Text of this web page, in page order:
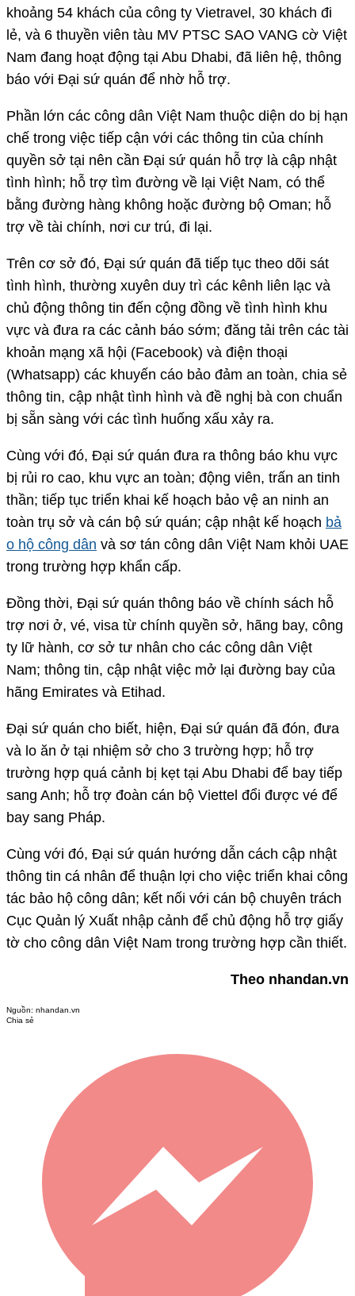
khoảng 54 khách của công ty Vietravel, 30 khách đi
lẻ, và 6 thuyền viên tàu MV PTSC SAO VANG cờ Việt
Nam đang hoạt động tại Abu Dhabi, đã liên hệ, thông
báo với Đại sứ quán để nhờ hỗ trợ.
Phần lớn các công dân Việt Nam thuộc diện do bị hạn
chế trong việc tiếp cận với các thông tin của chính
quyền sở tại nên cần Đại sứ quán hỗ trợ là cập nhật
tình hình; hỗ trợ tìm đường về lại Việt Nam, có thể
bằng đường hàng không hoặc đường bộ Oman; hỗ
trợ về tài chính, nơi cư trú, đi lại.
Trên cơ sở đó, Đại sứ quán đã tiếp tục theo dõi sát
tình hình, thường xuyên duy trì các kênh liên lạc và
chủ động thông tin đến cộng đồng về tình hình khu
vực và đưa ra các cảnh báo sớm; đăng tải trên các tài
khoản mạng xã hội (Facebook) và điện thoại
(Whatsapp) các khuyến cáo bảo đảm an toàn, chia sẻ
thông tin, cập nhật tình hình và đề nghị bà con chuẩn
bị sẵn sàng với các tình huống xấu xảy ra.
Cùng với đó, Đại sứ quán đưa ra thông báo khu vực
bị rủi ro cao, khu vực an toàn; động viên, trấn an tinh
thần; tiếp tục triển khai kế hoạch bảo vệ an ninh an
toàn trụ sở và cán bộ sứ quán; cập nhật kế hoạch bả
o hộ công dân và sơ tán công dân Việt Nam khỏi UAE
trong trường hợp khẩn cấp.
Đồng thời, Đại sứ quán thông báo về chính sách hỗ
trợ nơi ở, vé, visa từ chính quyền sở, hãng bay, công
ty lữ hành, cơ sở tư nhân cho các công dân Việt
Nam; thông tin, cập nhật việc mở lại đường bay của
hãng Emirates và Etihad.
Đại sứ quán cho biết, hiện, Đại sứ quán đã đón, đưa
và lo ăn ở tại nhiệm sở cho 3 trường hợp; hỗ trợ
trường hợp quá cảnh bị kẹt tại Abu Dhabi để bay tiếp
sang Anh; hỗ trợ đoàn cán bộ Viettel đổi được vé để
bay sang Pháp.
Cùng với đó, Đại sứ quán hướng dẫn cách cập nhật
thông tin cá nhân để thuận lợi cho việc triển khai công
tác bảo hộ công dân; kết nối với cán bộ chuyên trách
Cục Quản lý Xuất nhập cảnh để chủ động hỗ trợ giấy
tờ cho công dân Việt Nam trong trường hợp cần thiết.
Theo nhandan.vn
Nguồn: nhandan.vn
Chia sẻ